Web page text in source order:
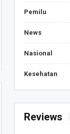
Pemilu
News
Nasional
Kesehatan
Reviews